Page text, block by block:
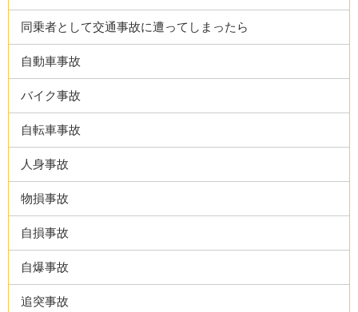
同乗者として交通事故に遭ってしまったら
自動車事故
バイク事故
自転車事故
人身事故
物損事故
自損事故
自爆事故
追突事故